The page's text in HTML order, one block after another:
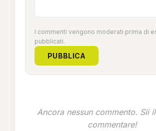
I commenti vengono moderati prima di
pubblicati.
PUBBLICA
Ancora nessun commento. Sii
commentare!